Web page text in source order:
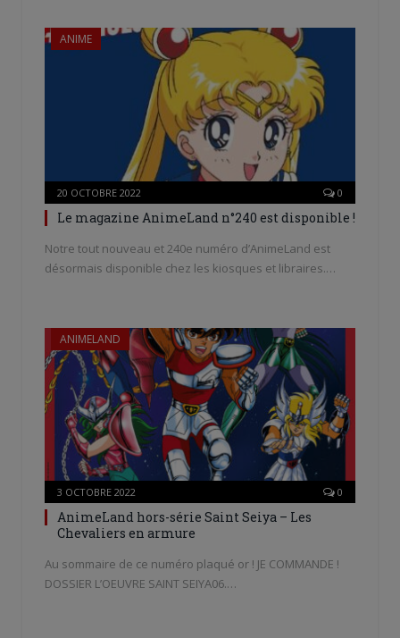
ANIME
20 OCTOBRE 2022 0
Le magazine AnimeLand n°240 est disponible !
Notre tout nouveau et 240e numéro d’AnimeLand est
désormais disponible chez les kiosques et libraires.…
ANIMELAND
3 OCTOBRE 2022 0
AnimeLand hors-série Saint Seiya – Les
Chevaliers en armure
Au sommaire de ce numéro plaqué or ! JE COMMANDE !
DOSSIER L’OEUVRE SAINT SEIYA06.…